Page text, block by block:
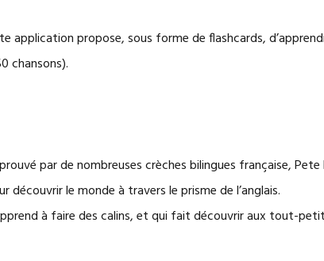
application propose, sous forme de flashcards,
chansons).
par de nombreuses crèches bilingues française,
découvrir le monde à travers le prisme de l’anglais.
à faire des calins, et qui fait découvrir aux tout-